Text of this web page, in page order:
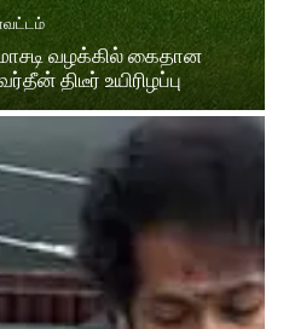
வழக்கில் கைதான
திடீர் உயிரிழப்பு